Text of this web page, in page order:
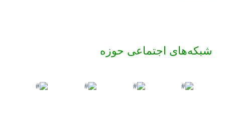
شبکه‌های اجتماعی حوزه